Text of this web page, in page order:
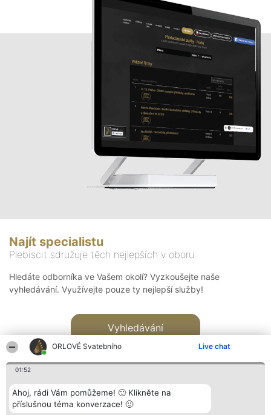
ORLOVÉ Svatebního Live chat
01:52
Ahoj, rádi Vám pomůžeme! 🙂 Klikněte na
příslušnou téma konverzace! 🙂
Najít specialistu
Plebiscit sdružuje těch nejlepších v oboru
Hledáte odborníka ve Vašem okolí? Vyzkoušejte naše
vyhledávání. Využívejte pouze ty nejlepší služby!
Vyhledávání